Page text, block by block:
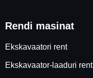
Rendi masinat
Ekskavaatori rent
Ekskavaator-laaduri rent